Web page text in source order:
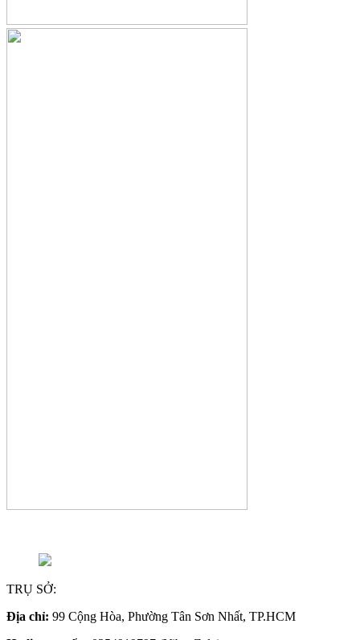
TRỤ SỞ:
Địa chỉ: 99 Cộng Hòa, Phường Tân Sơn Nhất, TP.HCM